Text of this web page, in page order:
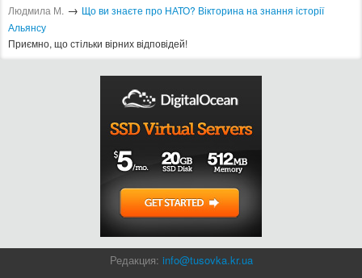
Людмила М. → Що ви знаєте про НАТО? Вікторина на знання історії
Альянсу ​
Приємно, що стільки вірних відповідей!
Редакция: info@tusovka.kr.ua